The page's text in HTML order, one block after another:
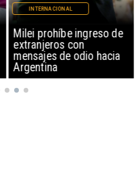
Milei prohíbe ingreso de
extranjeros con
mensajes de odio hacia
Argentina
INTERNACIONAL